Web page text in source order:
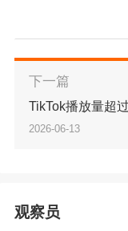
专门针对有跨境
家最容易踩坑
下一篇
TikTok播放量超
2026-06-13
观察员